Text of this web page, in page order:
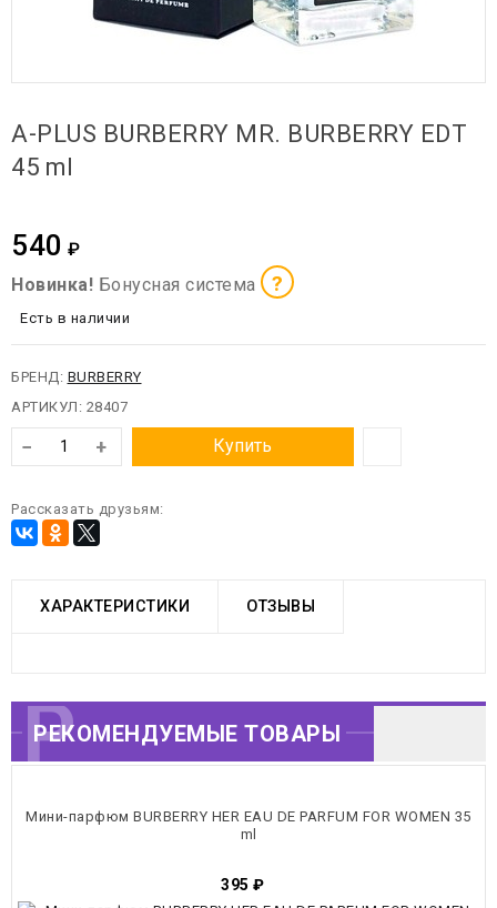
A-PLUS BURBERRY MR. BURBERRY EDT
45 ml
540 ₽
Новинка! Бонусная система ?
Есть в наличии
БРЕНД: BURBERRY
АРТИКУЛ: 28407
− + Купить
Рассказать друзьям:
ХАРАКТЕРИСТИКИ ОТЗЫВЫ
РЕКОМЕНДУЕМЫЕ
ТОВАРЫ
РЕКОМЕНДУЕМЫЕ ТОВАРЫ
Мини-парфюм BURBERRY HER EAU DE PARFUM FOR WOMEN 35
ml
395 ₽